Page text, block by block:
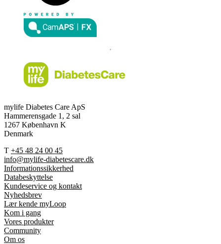
mylife Diabetes Care ApS
Hammerensgade 1, 2 sal
1267 København K
Denmark
T +45 48 24 00 45
info@mylife-diabetescare.dk
Informationssikkerhed
Databeskyttelse
Kundeservice og kontakt
Nyhedsbrev
Lær kende myLoop
Kom i gang
Vores produkter
Community
Om os